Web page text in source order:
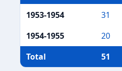
1953-1954 31
1954-1955
20
Total
51